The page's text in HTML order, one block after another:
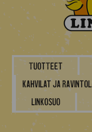
Tuotteet
Kahvilat ja
Linkosuo